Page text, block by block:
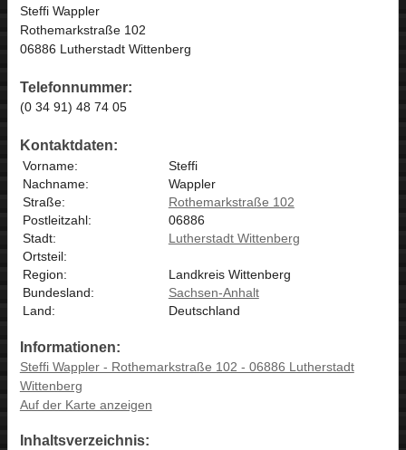
Steffi Wappler
Rothemarkstraße 102
06886 Lutherstadt Wittenberg
Telefonnummer:
(0 34 91) 48 74 05
Kontaktdaten:
Vorname:
Steffi
Nachname:
Wappler
Straße:
Rothemarkstraße 102
Postleitzahl:
06886
Stadt:
Lutherstadt Wittenberg
Ortsteil:
Region:
Landkreis Wittenberg
Bundesland:
Sachsen-Anhalt
Land:
Deutschland
Informationen:
Steffi Wappler - Rothemarkstraße 102 - 06886 Lutherstadt
Wittenberg
Auf der Karte anzeigen
Inhaltsverzeichnis: